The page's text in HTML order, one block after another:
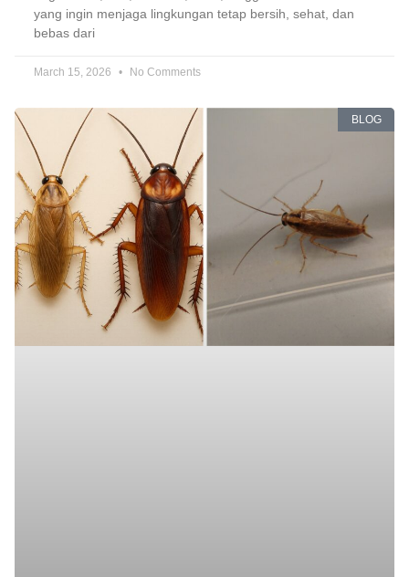
yang ingin menjaga lingkungan tetap bersih, sehat, dan
bebas dari
March 15, 2026 No Comments
BLOG